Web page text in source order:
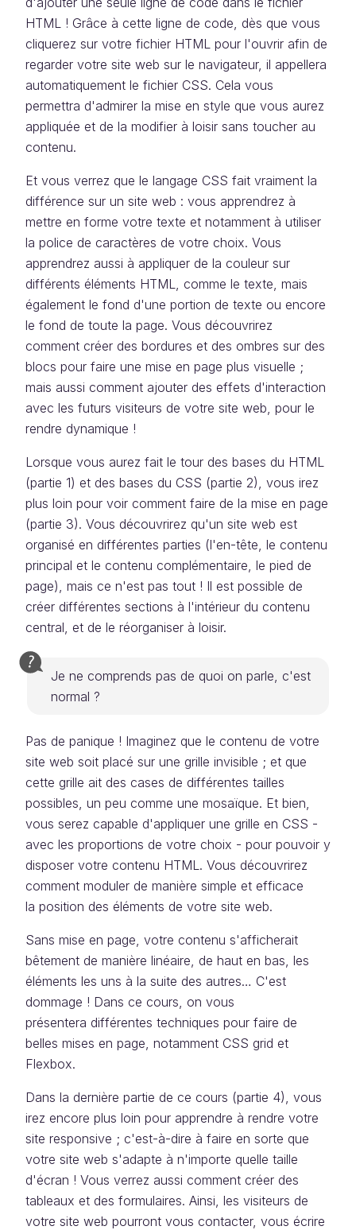
HTML ! Grâce à cette ligne de code, dès que vous
cliquerez sur votre fichier HTML pour l'ouvrir afin de
regarder votre site web sur le navigateur, il appellera
automatiquement le fichier CSS. Cela vous
permettra d'admirer la mise en style que vous aurez
appliquée et de la modifier à loisir sans toucher au
contenu.
Et vous verrez que le langage CSS fait vraiment la
différence sur un site web : vous apprendrez à
mettre en forme votre texte et notamment à utiliser
la police de caractères de votre choix. Vous
apprendrez aussi à appliquer de la couleur sur
différents éléments HTML, comme le texte, mais
également le fond d'une portion de texte ou encore
le fond de toute la page. Vous découvrirez
comment créer des bordures et des ombres sur des
blocs pour faire une mise en page plus visuelle ;
mais aussi comment ajouter des effets d'interaction
avec les futurs visiteurs de votre site web, pour le
rendre dynamique !
Lorsque vous aurez fait le tour des bases du HTML
(partie 1) et des bases du CSS (partie 2), vous irez
plus loin pour voir comment faire de la mise en page
(partie 3). Vous découvrirez qu'un site web est
organisé en différentes parties (l'en-tête, le contenu
principal et le contenu complémentaire, le pied de
page), mais ce n'est pas tout ! Il est possible de
créer différentes sections à l'intérieur du contenu
central, et de le réorganiser à loisir.
Je ne comprends pas de quoi on parle, c'est
normal ?
Pas de panique ! Imaginez que le contenu de votre
site web soit placé sur une grille invisible ; et que
cette grille ait des cases de différentes tailles
possibles, un peu comme une mosaïque. Et bien,
vous serez capable d'appliquer une grille en CSS -
avec les proportions de votre choix - pour pouvoir y
disposer votre contenu HTML. Vous découvrirez
comment moduler de manière simple et efficace
la position des éléments de votre site web.
Sans mise en page, votre contenu s'afficherait
bêtement de manière linéaire, de haut en bas, les
éléments les uns à la suite des autres… C'est
dommage ! Dans ce cours, on vous
présentera différentes techniques pour faire de
belles mises en page, notamment CSS grid et
Flexbox.
Dans la dernière partie de ce cours (partie 4), vous
irez encore plus loin pour apprendre à rendre votre
site responsive ; c'est-à-dire à faire en sorte que
votre site web s'adapte à n'importe quelle taille
d'écran ! Vous verrez aussi comment créer des
tableaux et des formulaires. Ainsi, les visiteurs de
votre site web pourront vous contacter, vous écrire